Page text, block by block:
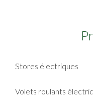
Stores électriques
Volets roulants